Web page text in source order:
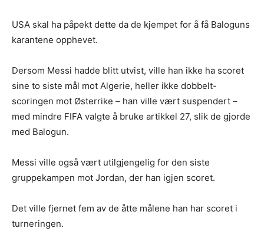
USA skal ha påpekt dette da de kjempet for å få Baloguns
karantene opphevet.
Dersom Messi hadde blitt utvist, ville han ikke ha scoret
sine to siste mål mot Algerie, heller ikke dobbelt-
scoringen mot Østerrike – han ville vært suspendert –
med mindre FIFA valgte å bruke artikkel 27, slik de gjorde
med Balogun.
Messi ville også vært utilgjengelig for den siste
gruppekampen mot Jordan, der han igjen scoret.
Det ville fjernet fem av de åtte målene han har scoret i
turneringen.